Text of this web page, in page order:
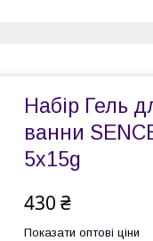
Набір Гель
ванни
5x15g
430 ₴
Показати оптові ціни